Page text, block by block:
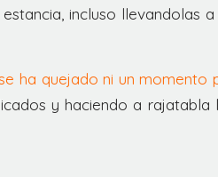
incluso llevandolas
ha quejado ni un momento
y haciendo a rajatabla